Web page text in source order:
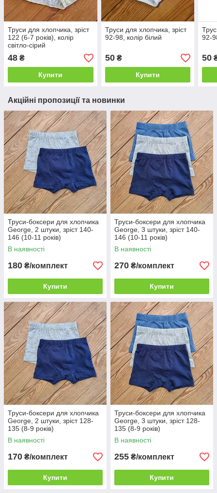
Труси для хлопчика, зріст
122 (6-7 років), колір
світло-сірий
48 ₴
Купити
Труси для хлопчика, зріст
92-98, колір білий
50₴
Купити
92-
50
Акційні пропозиції та новинки
Труси-боксери для хлопчика
George, 2 штуки, зріст 140-
146 (10-11 років)
В наявності
180 ₴/комплект
Купити
Труси-боксери для хлопчика
George, 3 штуки, зріст 140-
146 (10-11 років)
В наявності
270 ₴/комплект
Купити
Труси-боксери для хлопчика
George, 2 штуки, зріст 128-
135 (8-9 років)
В наявності
170 ₴/комплект
Купити
Труси-боксери для хлопчика
George, 3 штуки, зріст 128-
135 (8-9 років)
В наявності
255 ₴/комплект
Купити